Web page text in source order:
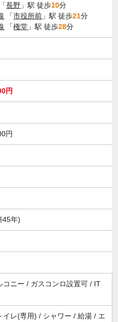
「長野 」駅 徒歩10分
「市役所前 」駅 徒歩21分
「権堂 」駅 徒歩28分
円
円
45年)
コニー / ガスコンロ設置可 / IT
イレ(専用) / シャワー / 給湯 / エ